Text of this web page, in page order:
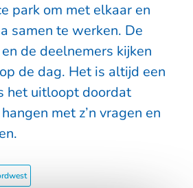
park om met elkaar en
samen te werken. De
de deelnemers kijken
de dag. Het is altijd een
het uitloopt doordat
met z’n vragen en